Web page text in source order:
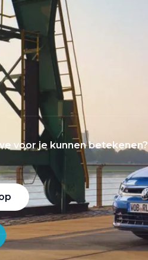
voor je kunnen betekenen?